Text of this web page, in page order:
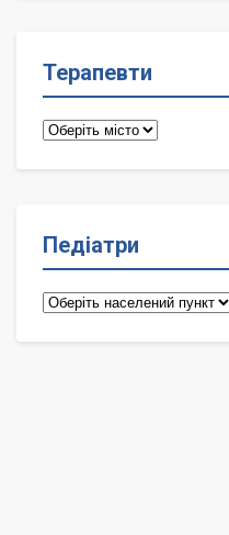
Терапевти
Терапевти
Педіатри
Педіатри